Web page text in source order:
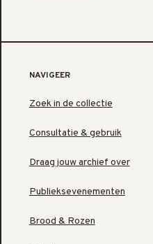
NAVIGEER
Zoek in de collectie
Consultatie & gebruik
Draag jouw archief over
Publieksevenementen
Brood & Rozen